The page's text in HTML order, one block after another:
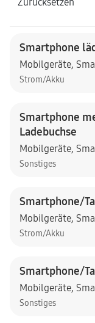
Smartphone
Mobilgeräte,
Strom/Akku
Smartphone
Ladebuchse
Mobilgeräte,
Sonstiges
Smartphone/
Mobilgeräte,
Strom/Akku
Smartphone/
Mobilgeräte,
Sonstiges